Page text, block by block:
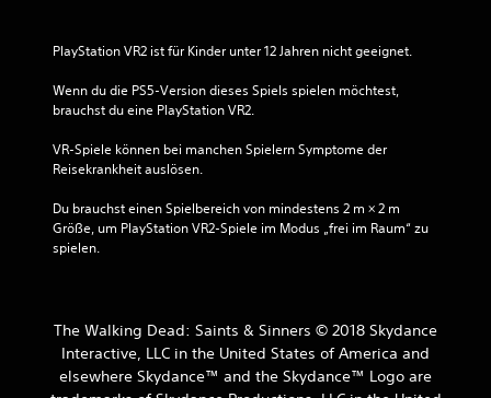
PlayStation VR2 ist für Kinder unter 12 Jahren nicht geeignet.
Wenn du die PS5-Version dieses Spiels spielen möchtest,
brauchst du eine PlayStation VR2.
VR-Spiele können bei manchen Spielern Symptome der
Reisekrankheit auslösen.
Du brauchst einen Spielbereich von mindestens 2 m × 2 m
Größe, um PlayStation VR2-Spiele im Modus „frei im Raum“ zu
spielen.
The Walking Dead: Saints & Sinners © 2018 Skydance
Interactive, LLC in the United States of America and
elsewhere Skydance™ and the Skydance™ Logo are